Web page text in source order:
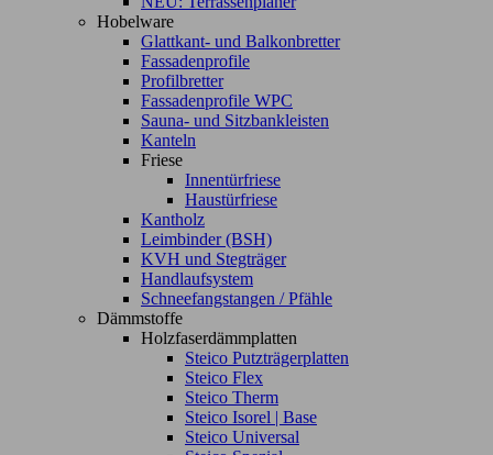
Hobelware
Glattkant- und Balkonbretter
Fassadenprofile
Profilbretter
Fassadenprofile WPC
Sauna- und Sitzbankleisten
Kanteln
Friese
Innentürfriese
Haustürfriese
Kantholz
Leimbinder (BSH)
KVH und Stegträger
Handlaufsystem
Schneefangstangen / Pfähle
Dämmstoffe
Holzfaserdämmplatten
Steico Putzträgerplatten
Steico Flex
Steico Therm
Steico Isorel | Base
Steico Universal